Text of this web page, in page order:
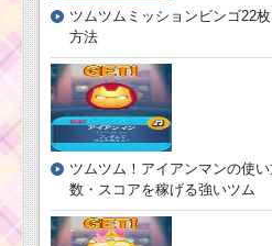
ツムツムミッションビンゴ22
方法
ツムツム！アイアンマンの使
数・スコアを稼げる強いツム